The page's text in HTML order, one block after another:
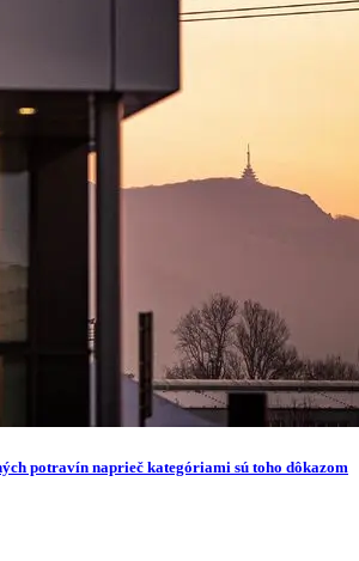
potravín naprieč kategóriami sú toho dôkazom